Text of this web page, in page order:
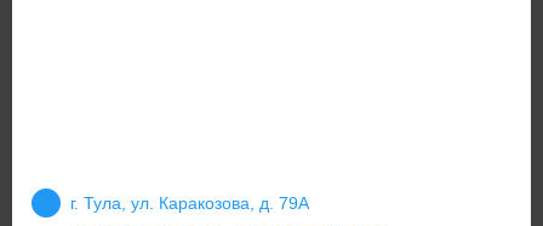
г. Тула, ул. Каракозова, д. 79А